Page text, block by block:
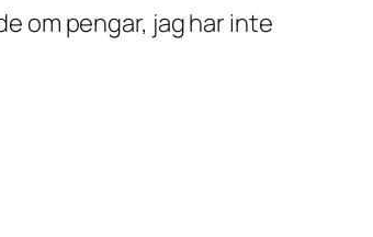
om pengar, jag har inte